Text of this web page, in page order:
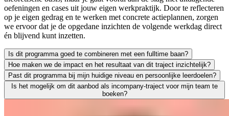
oefeningen en cases uit jouw eigen werkpraktijk. Door te reflecteren
op je eigen gedrag en te werken met concrete actieplannen, zorgen
we ervoor dat je de opgedane inzichten de volgende werkdag direct
én blijvend kunt inzetten.
Is dit programma goed te combineren met een fulltime baan?
Zeker. We leiden uitsluitend werkende professionals op en weten
Hoe maken we de impact en het resultaat van dit traject inzichtelijk?
Leren moet leiden tot merkbaar resultaat; voor jezelf én voor je
Past dit programma bij mijn huidige niveau en persoonlijke leerdoelen?
We vinden het essentieel dat je een traject kiest dat écht bij je past
Is het mogelijk om dit aanbod als incompany-traject voor mijn team te
boeken?
Absoluut. Vrijwel al onze trainingen en opleidingen kunnen we